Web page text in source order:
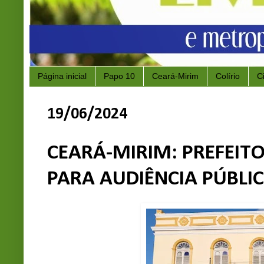
Página inicial Papo 10 Ceará-Mirim Colírio
19/06/2024
CEARÁ-MIRIM:
PARA AUDIÊNCIA